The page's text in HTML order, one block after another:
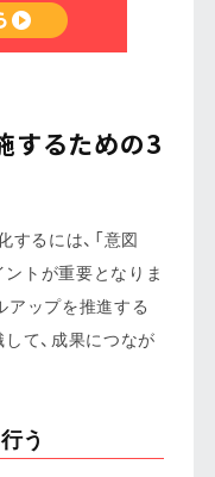
するための3
るには、「意図
ントが重要となりま
アップを推進する
て、成果につなが
う